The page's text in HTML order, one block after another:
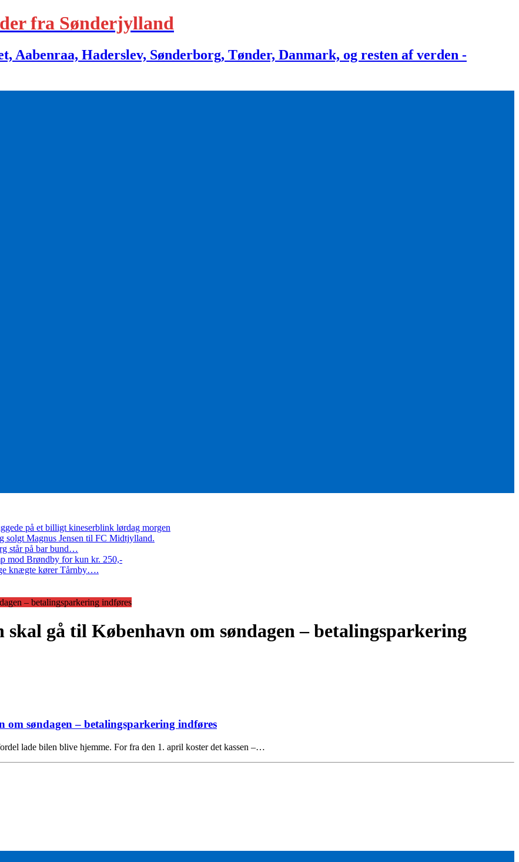
fra Sønderjylland
Haderslev, Sønderborg, Tønder, Danmark, og resten af verden -
på et billigt kineserblink lørdag morgen
solgt Magnus Jensen til FC Midtjylland.
står på bar bund…
mod Brøndby for kun kr. 250,-
knægte kører Tårnby….
– betalingsparkering indføres
gå til København om søndagen – betalingsparkering
søndagen – betalingsparkering indføres
lade bilen blive hjemme. For fra den 1. april koster det kassen –…